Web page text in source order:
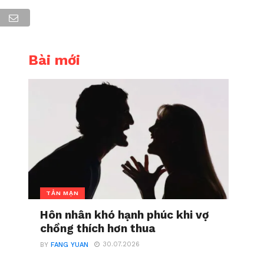
Bài mới
TẢN MẠN
Hôn nhân khó hạnh phúc khi vợ
chồng thích hơn thua
BYFANG YUAN 30.07.2026